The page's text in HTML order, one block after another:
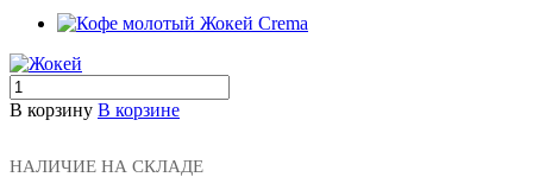
В корзину В корзине
НАЛИЧИЕ НА СКЛАДЕ